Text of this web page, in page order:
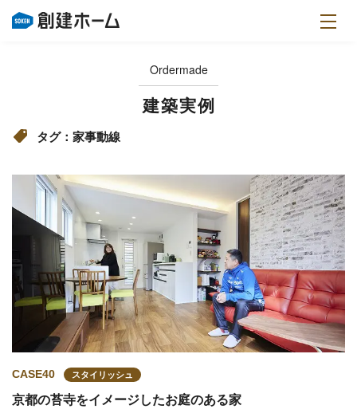
Ordermade
建築実例
タグ：家事動線
CASE40 スタイリッシュ
京都の苔寺をイメージしたお庭のある家